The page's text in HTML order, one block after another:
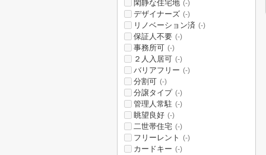
閑静な住宅地 (-)
デザイナーズ (-)
リノベーション済 (-)
保証人不要 (-)
事務所可 (-)
２人入居可 (-)
バリアフリー (-)
分割可 (-)
分譲タイプ (-)
管理人常駐 (-)
眺望良好 (-)
二世帯住宅 (-)
フリーレント (-)
カードキー (-)